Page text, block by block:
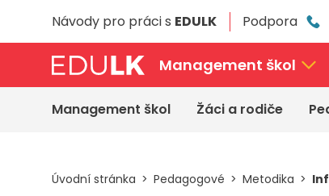
Návody pro práci s EDULK Podpora
Management škol
Management škol Žáci a rodiče
Úvodní stránka Pedagogové Metodika